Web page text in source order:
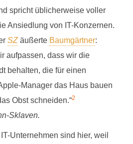
spricht üblicherweise voller
Ansiedlung von IT-Konzernen.
SZäußerte Baumgärtner:
aufpassen, dass wir die
behalten, die für einen
Manager das Haus bauen
Obst schneiden.“2
Sklaven.
Unternehmen sind hier, weil